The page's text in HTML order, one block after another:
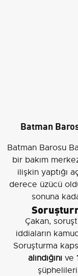
Batman
Batman Barosu
bir bakım
ilişkin yaptığı
derece üzücü
sonuna
Çakan,
iddiaların
Soruşturma
alındığını ve